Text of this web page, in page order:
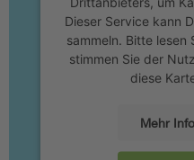
Dieser Service kann
sammeln. Bitte lesen
stimmen Sie der
diese
Mehr